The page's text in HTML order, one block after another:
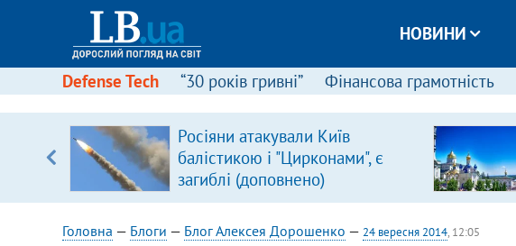
НОВИНИ
Defense Tech “30 років гривні” Фінансова грамотність
Росіяни атакували Київ
балістикою і "Цирконами", є
загиблі (доповнено)
Головна — Блоги — Блог Алексея Дорошенко — 24 вересня 2014, 12:05